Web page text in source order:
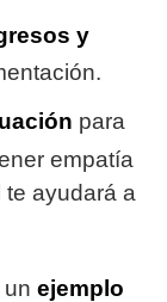
y
para
empatía
ayudará a
ejemplo